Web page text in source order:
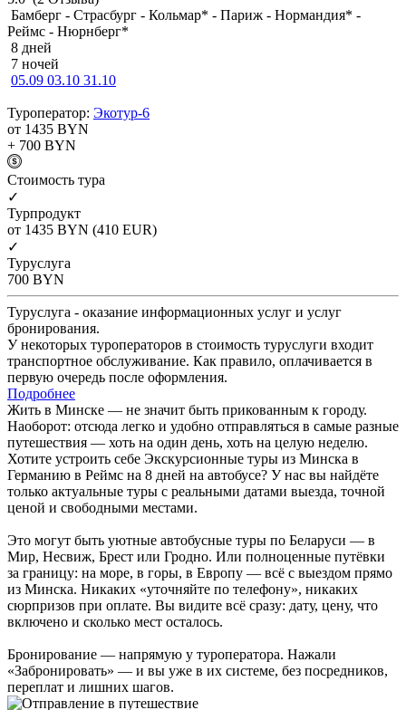
Бамберг - Страсбург - Кольмар* - Париж - Нормандия* -
Реймс - Нюрнберг*
8 дней
7 ночей
05.09 03.10 31.10
Туроператор: Экотур-6
от 1435 BYN
+ 700 BYN
Cтоимость тура
✓
Турпродукт
от 1435 BYN (410 EUR)
✓
Туруслуга
700 BYN
Туруслуга - оказание информационных услуг и услуг
бронирования.
У некоторых туроператоров в стоимость туруслуги входит
транспортное обслуживание. Как правило, оплачивается в
первую очередь после оформления.
Подробнее
Жить в Минске — не значит быть прикованным к городу.
Наоборот: отсюда легко и удобно отправляться в самые разные
путешествия — хоть на один день, хоть на целую неделю.
Хотите устроить себе Экскурсионные туры из Минска в
Германию в Реймс на 8 дней на автобусе? У нас вы найдёте
только актуальные туры с реальными датами выезда, точной
ценой и свободными местами.
Это могут быть уютные автобусные туры по Беларуси — в
Мир, Несвиж, Брест или Гродно. Или полноценные путёвки
за границу: на море, в горы, в Европу — всё с выездом прямо
из Минска. Никаких «уточняйте по телефону», никаких
сюрпризов при оплате. Вы видите всё сразу: дату, цену, что
включено и сколько мест осталось.
Бронирование — напрямую у туроператора. Нажали
«Забронировать» — и вы уже в их системе, без посредников,
переплат и лишних шагов.